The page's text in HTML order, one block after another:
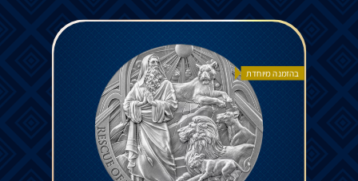
בהזמנה מיוחדת